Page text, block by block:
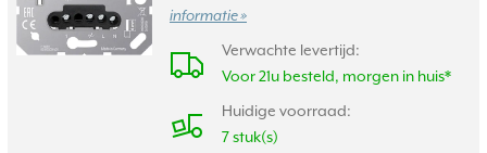
informatie »
Verwachte levertijd:
Voor 21u besteld, morgen in huis*
Huidige voorraad:
7 stuk(s)